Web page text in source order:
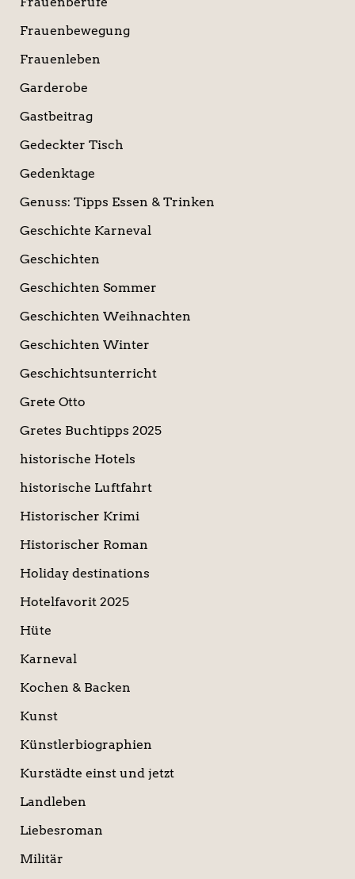
Frauenbewegung
Frauenleben
Garderobe
Gastbeitrag
Gedeckter Tisch
Gedenktage
Genuss: Tipps Essen & Trinken
Geschichte Karneval
Geschichten
Geschichten Sommer
Geschichten Weihnachten
Geschichten Winter
Geschichtsunterricht
Grete Otto
Gretes Buchtipps 2025
historische Hotels
historische Luftfahrt
Historischer Krimi
Historischer Roman
Holiday destinations
Hotelfavorit 2025
Hüte
Karneval
Kochen & Backen
Kunst
Künstlerbiographien
Kurstädte einst und jetzt
Landleben
Liebesroman
Militär